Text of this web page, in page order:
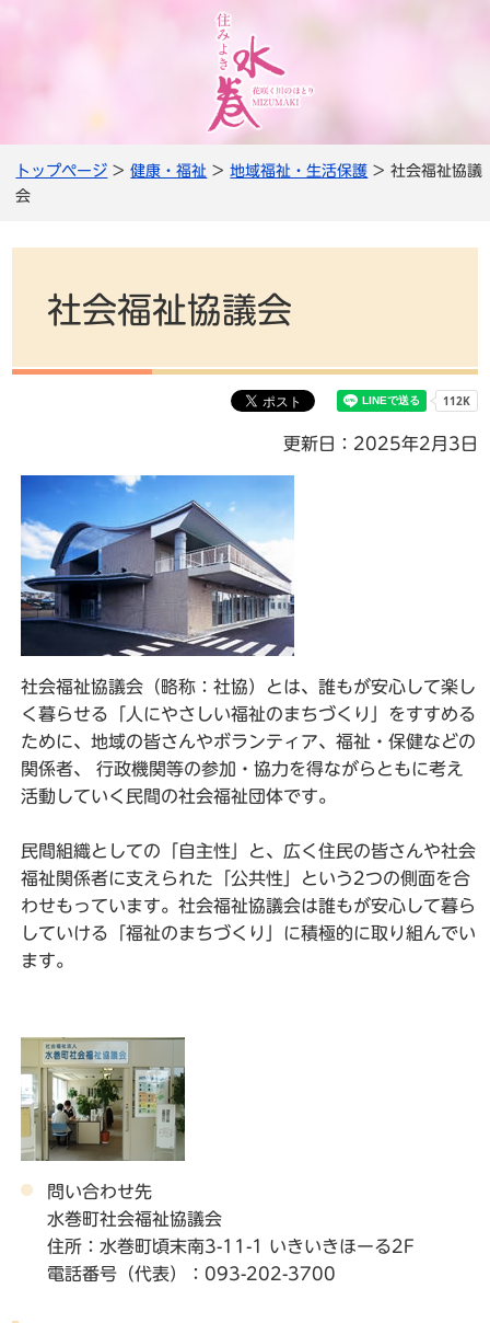
トップページ >健康・福祉 >地域福祉・生活保護 > 社会福祉協議
会
社会福祉協議会
更新日：2025年2月3日
社会福祉協議会（略称：社協）とは、誰もが安心して楽し
く暮らせる「人にやさしい福祉のまちづくり」をすすめる
ために、地域の皆さんやボランティア、福祉・保健などの
関係者、 行政機関等の参加・協力を得ながらともに考え
活動していく民間の社会福祉団体です。
民間組織としての「自主性」と、広く住民の皆さんや社会
福祉関係者に支えられた「公共性」という2つの側面を合
わせもっています。社会福祉協議会は誰もが安心して暮ら
していける「福祉のまちづくり」に積極的に取り組んでい
ます。
問い合わせ先
水巻町社会福祉協議会
住所：水巻町頃末南3-11-1 いきいきほーる2F
電話番号（代表）：093-202-3700